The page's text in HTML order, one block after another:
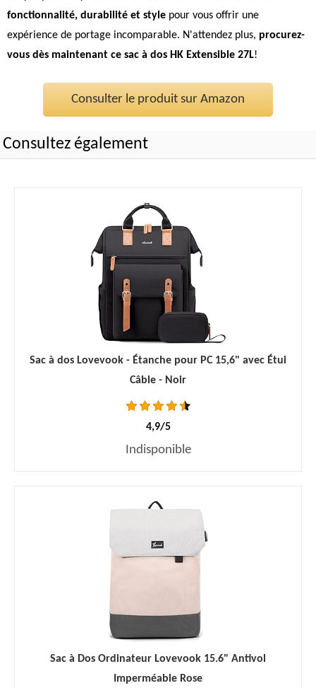
fonctionnalité, durabilité et style pour vous offrir une
expérience de portage incomparable. N'attendez plus, procurez-
vous dès maintenant ce sac à dos HK Extensible 27L!
Consulter le produit sur Amazon
Consultez également
Sac à dos Lovevook - Étanche pour PC 15,6" avec Étui
Câble - Noir
4,9/5
Indisponible
Sac à Dos Ordinateur Lovevook 15.6" Antivol
Imperméable Rose